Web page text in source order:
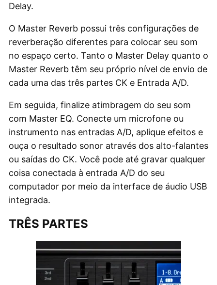
Delay.
O Master Reverb possui três configurações de
reverberação diferentes para colocar seu som
no espaço certo. Tanto o Master Delay quanto o
Master Reverb têm seu próprio nível de envio de
cada uma das três partes CK e Entrada A/D.
Em seguida, finalize atimbragem do seu som
com Master EQ. Conecte um microfone ou
instrumento nas entradas A/D, aplique efeitos e
ouça o resultado sonor através dos alto-falantes
ou saídas do CK. Você pode até gravar qualquer
coisa conectada à entrada A/D do seu
computador por meio da interface de áudio USB
integrada.
TRÊS PARTES